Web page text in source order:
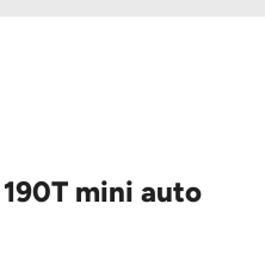
mini auto